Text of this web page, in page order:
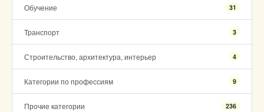
Обучение 31
Транспорт 3
Строительство, архитектура, интерьер 4
Категории по профессиям 9
Прочие категории 236